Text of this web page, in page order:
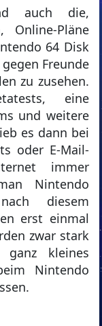
auch die,
Online-Pläne
64 Disk
Freunde
zu zusehen.
eine
und weitere
es dann bei
oder E-Mail-
immer
Nintendo
diesem
erst einmal
zwar stark
ganz kleines
Nintendo